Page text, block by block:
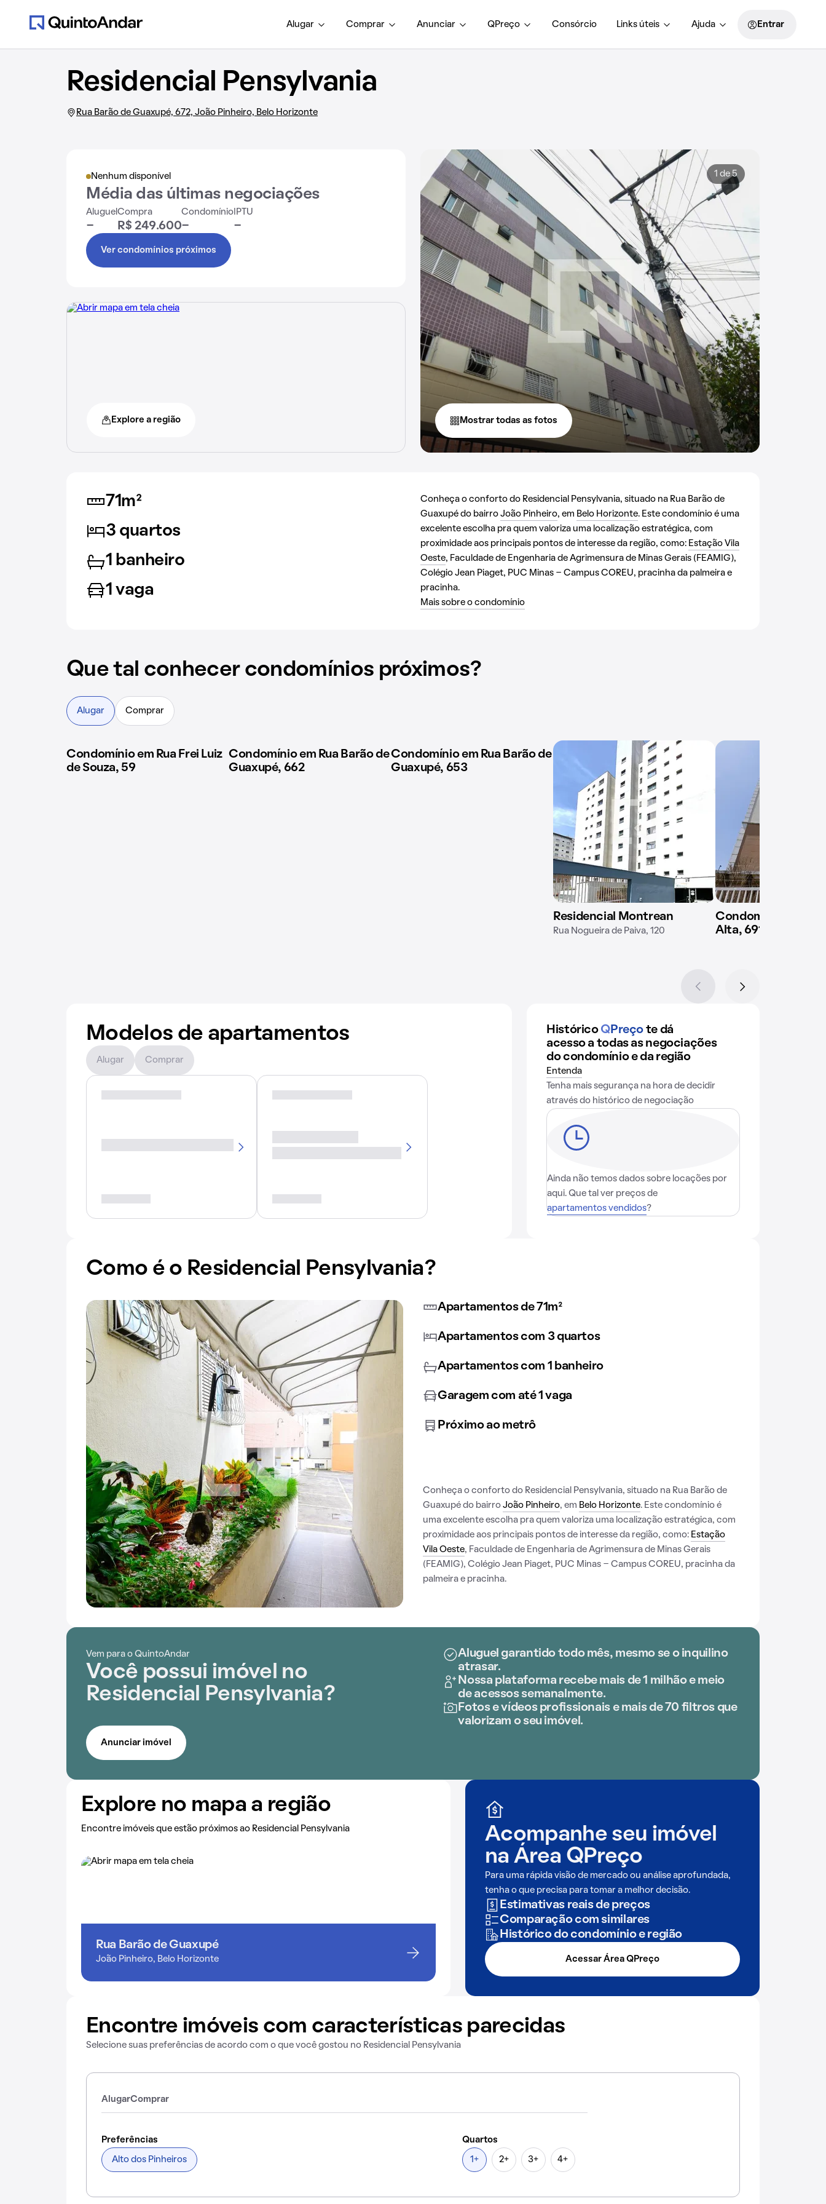
Alugar Comprar Anunciar QPreço Consórcio Links úteis Ajuda Entrar
Residencial Pensylvania
Rua Barão de Guaxupé, 672, João Pinheiro, Belo Horizonte
Nenhum disponível
Média das últimas negociações
Aluguel
-
Compra
R$ 249.600
Condomínio
-
IPTU
-
Ver condomínios próximos
Explore a região
1 de 5
Mostrar todas as fotos
71m²
3 quartos
1 banheiro
1 vaga
Conheça o conforto do Residencial Pensylvania, situado na Rua Barão de
Guaxupé do bairro João Pinheiro, em Belo Horizonte. Este condomínio é uma
excelente escolha pra quem valoriza uma localização estratégica, com
proximidade aos principais pontos de interesse da região, como: Estação Vila
Oeste, Faculdade de Engenharia de Agrimensura de Minas Gerais (FEAMIG),
Colégio Jean Piaget, PUC Minas - Campus COREU, pracinha da palmeira e
pracinha.
Mais sobre o condomínio
Que tal conhecer condomínios próximos?
Alugar Comprar
1 imóvel disponível
Condomínio em Rua Frei Luiz
de Souza, 59
Condomínio em Rua Barão de
Guaxupé, 662
Condomínio em Rua Barão de
Guaxupé, 653
Residencial Montrean
Rua Nogueira de Paiva, 120
Condomínio em
Alta, 691
Modelos de apartamentos
Alugar Comprar
Histórico QPreço te dá
acesso a todas as negociações
do condomínio e da região
Entenda
Tenha mais segurança na hora de decidir
através do histórico de negociação
Ainda não temos dados sobre locações por
aqui. Que tal ver preços de
apartamentos vendidos?
Como é o Residencial Pensylvania?
Apartamentos de 71m²
Apartamentos com 3 quartos
Apartamentos com 1 banheiro
Garagem com até 1 vaga
Próximo ao metrô
Conheça o conforto do Residencial Pensylvania, situado na Rua Barão de
Guaxupé do bairro João Pinheiro, em Belo Horizonte. Este condomínio é
uma excelente escolha pra quem valoriza uma localização estratégica, com
proximidade aos principais pontos de interesse da região, como: Estação
Vila Oeste, Faculdade de Engenharia de Agrimensura de Minas Gerais
(FEAMIG), Colégio Jean Piaget, PUC Minas - Campus COREU, pracinha da
palmeira e pracinha.
Vem para o QuintoAndar
Você possui imóvel no
Residencial Pensylvania?
Aluguel garantido todo mês, mesmo se o inquilino
atrasar.
Nossa plataforma recebe mais de 1 milhão e meio
de acessos semanalmente.
Fotos e vídeos profissionais e mais de 70 filtros que
valorizam o seu imóvel.
Anunciar imóvel
Explore no mapa a região
Encontre imóveis que estão próximos ao Residencial Pensylvania
Rua Barão de Guaxupé
João Pinheiro, Belo Horizonte
Acompanhe seu imóvel
naÁrea QPreço
Para uma rápida visão de mercado ou análise aprofundada,
tenha o que precisa para tomar a melhor decisão.
Estimativas reais de preços
Comparação com similares
Histórico do condomínio e região
Acessar Área QPreço
Encontre imóveis com características parecidas
Selecione suas preferências de acordo com o que você gostou no Residencial Pensylvania
AlugarComprar
Preferências
Alto dos Pinheiros
Quartos
1+ 2+ 3+ 4+